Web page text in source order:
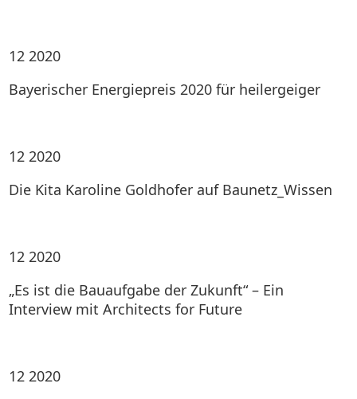
12 2020
Bayerischer Energiepreis 2020 für heilergeiger
12 2020
Die Kita Karoline Goldhofer auf Baunetz_Wissen
12 2020
„Es ist die Bauaufgabe der Zukunft“ – Ein
Interview mit Architects for Future
12 2020